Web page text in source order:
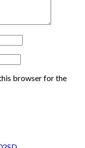
browser for the